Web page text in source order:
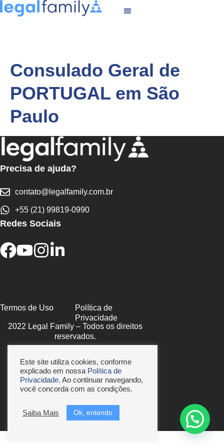
Consulado Geral de
PORTUGAL em São
Paulo
Precisa de ajuda?
contato@legalfamily.com.br
+55 (21) 99819-0990
Redes Sociais
Termos de Uso
Política de
Privacidade
2022 Legal Family – Todos os direitos
reservados.
Este site utiliza cookies, conforme
explicado em nossa Política de
Privacidade. Ao continuar navegando,
você concorda com as condições.
Saiba Mais Ok, entendo